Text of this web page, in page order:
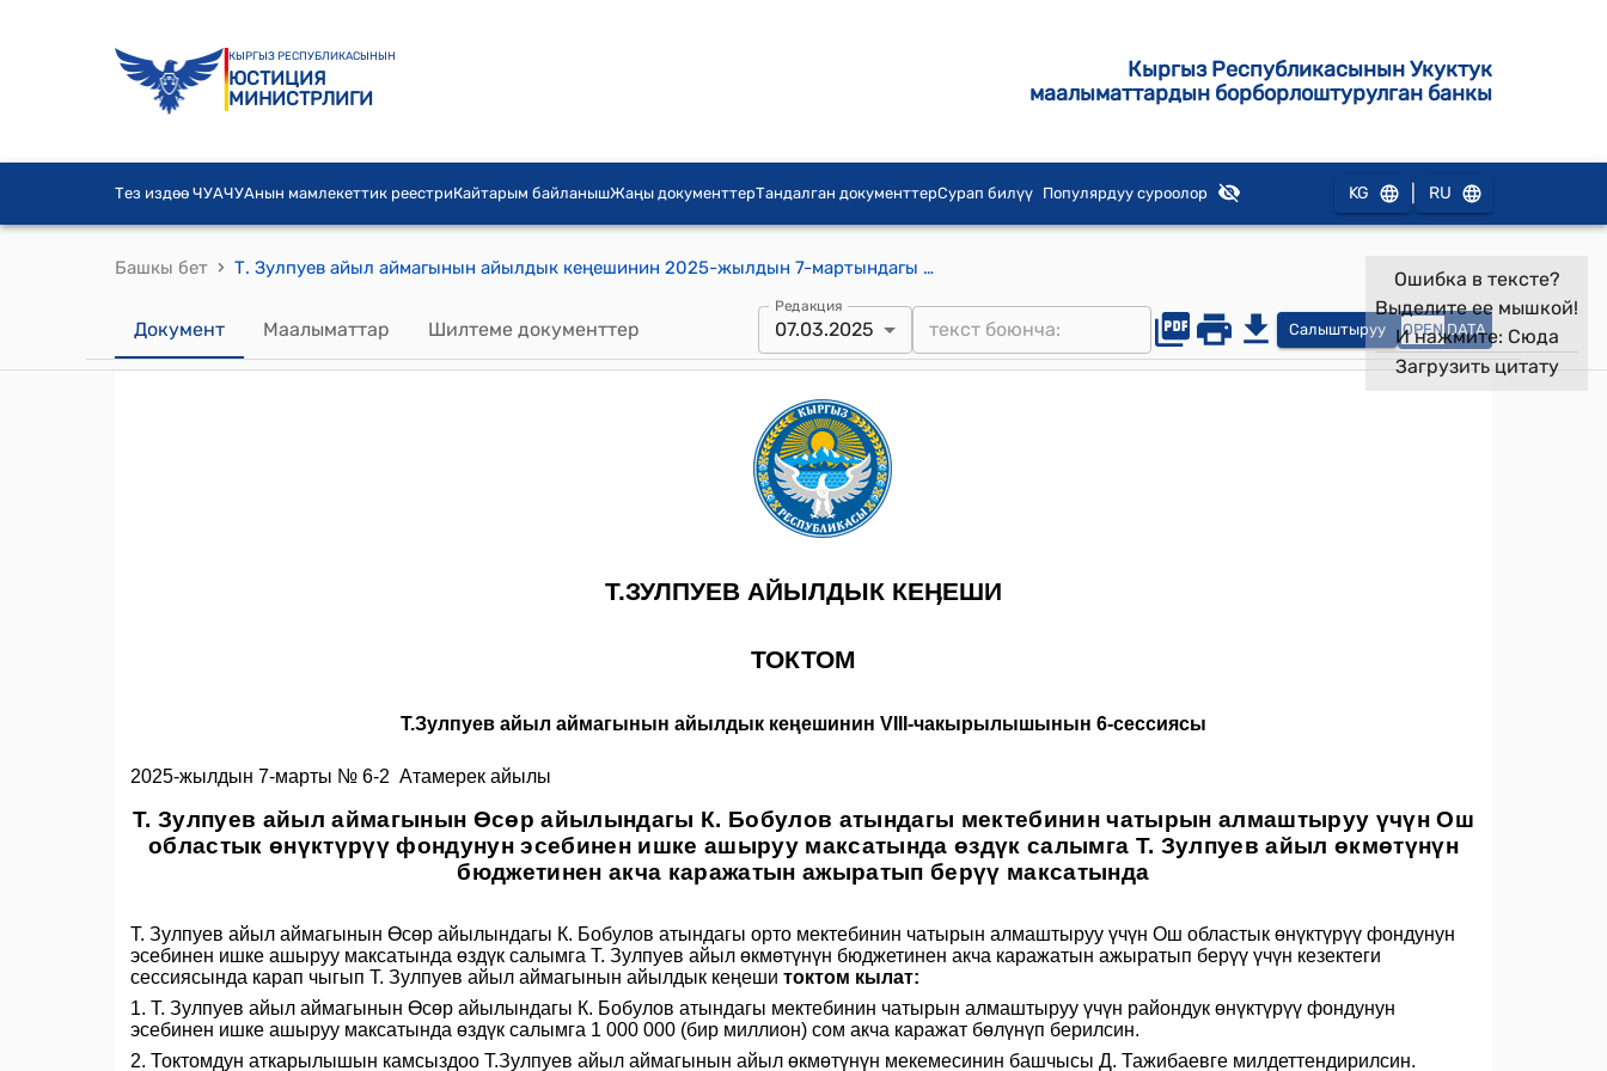
КЫРГЫЗ РЕСПУБЛИКАСЫНЫН
ЮСТИЦИЯ
МИНИСТРЛИГИ
Кыргыз Республикасынын Укуктук
маалыматтардын борборлоштурулган банкы
Тез издөө ЧУАЧУАнын мамлекеттик реестриКайтарым байланышЖаңы документтерТандалган документтерСурап билүү Популярдуу суроолор KG RU
Башкы бет › Т. Зулпуев айыл аймагынын айылдык кеңешинин 2025-жылдын 7-мартындагы №6-2 Т. Зулпуев айыл аймагынын Өсөр айылындагы К. Бобулов атындагы мектебинин чатырын алмаштыруу үчүн Ош областык өнүктүрүү фондунун эсебинен ишке ашыруу максатында өздүк салымга Т. Зулпуев айыл өкмөтүнүн бюджетинен акча каражатын ажыратып берүү максатында
Документ Маалыматтар Шилтеме документтер
Редакция
07.03.2025 Салыштыруу OPEN DATA
Ошибка в тексте?
Выделите ее мышкой!
И нажмите: Сюда
Загрузить цитату